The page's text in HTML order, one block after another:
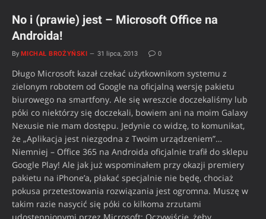
No i (prawie) jest – Microsoft Office na
Androida!
By MICHAŁ BROŻYŃSKI 31 lipca, 2013 0
Długo Microsoft kazał czekać użytkownikom systemu z
zielonym robotem od Google na oficjalną wersję pakietu
biurowego na smartfony. Ale się wreszcie doczekaliśmy lub
póki co niektórzy się doczekali, bowiem ani na moim Galaxy
Nexusie nie mam dostępu. Jedynie co widzę, to komunikat,
że „Aplikacja jest niezgodna z Twoim urządzeniem”…
Niemniej – Office 365 na Androida oficjalnie trafił do sklepu
Google Play! Ale jak już wspominałem przy okazji premiery
pakietu na iPhone’a, płakać specjalnie nie będę, chociaż
pokusa przetestowania rozwiązania jest ogromna. Muszę w
takim razie nasycić się póki co kilkoma zrzutami
udostępnionymi przez Microsoft: Oczywiście, żeby